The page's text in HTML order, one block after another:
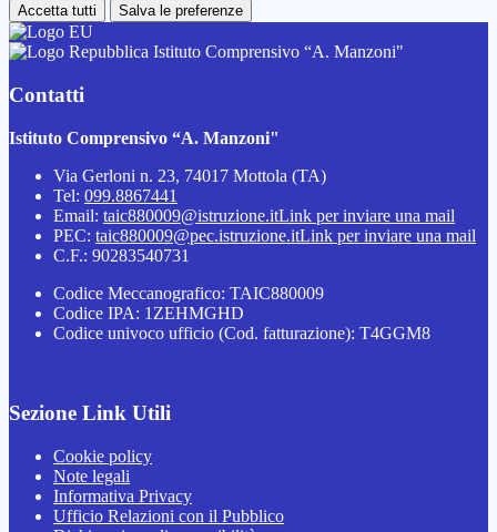
Accetta tutti Salva le preferenze
Istituto Comprensivo “A. Manzoni"
Contatti
Istituto Comprensivo “A. Manzoni"
Via Gerloni n. 23, 74017 Mottola (TA)
Tel: 099.8867441
Email: taic880009@istruzione.itLink per inviare una mail
PEC: taic880009@pec.istruzione.itLink per inviare una mail
C.F.: 90283540731
Codice Meccanografico: TAIC880009
Codice IPA: 1ZEHMGHD
Codice univoco ufficio (Cod. fatturazione): T4GGM8
Sezione Link Utili
Cookie policy
Note legali
Informativa Privacy
Ufficio Relazioni con il Pubblico